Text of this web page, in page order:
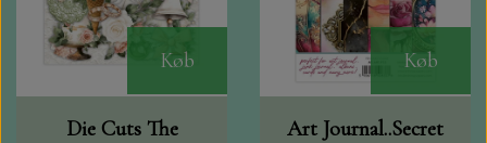
Køb
Die Cuts The
Køb
Art Journal..Secret